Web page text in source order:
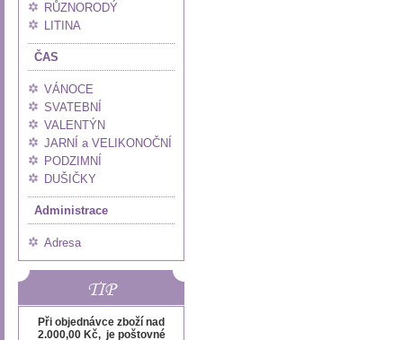
RŮZNORODÝ
LITINA
ČAS
VÁNOCE
SVATEBNÍ
VALENTÝN
JARNÍ a VELIKONOČNÍ
PODZIMNÍ
DUŠIČKY
Administrace
Adresa
TIP
Při objednávce zboží nad
2.000,00 Kč, je poštovné